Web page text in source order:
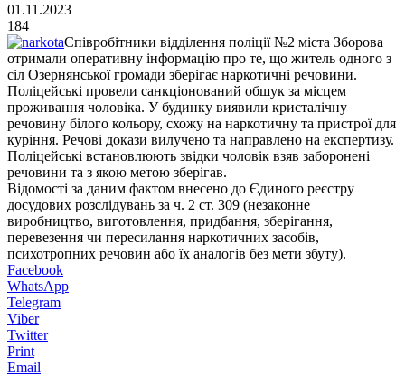
01.11.2023
184
Співробітники відділення поліції №2 міста Зборова
отримали оперативну інформацію про те, що житель одного з
сіл Озернянської громади зберігає наркотичні речовини.
Поліцейські провели санкціонований обшук за місцем
проживання чоловіка. У будинку виявили кристалічну
речовину білого кольору, схожу на наркотичну та пристрої для
куріння. Речові докази вилучено та направлено на експертизу.
Поліцейські встановлюють звідки чоловік взяв заборонені
речовини та з якою метою зберігав.
Відомості за даним фактом внесено до Єдиного реєстру
досудових розслідувань за ч. 2 ст. 309 (незаконне
виробництво, виготовлення, придбання, зберігання,
перевезення чи пересилання наркотичних засобів,
психотропних речовин або їх аналогів без мети збуту).
Facebook
WhatsApp
Telegram
Viber
Twitter
Print
Email